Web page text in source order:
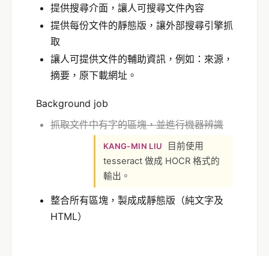
提供搜尋介面，讓人可搜尋文件內容
提供每份文件的靜態版，讓外部搜尋引擎抓
取
讓人可提供文件的輔助資訊，例如：來源，
摘要，原下載網址。
Background job
抓取文件中有字的區塊，並進行機器辨識
KANG-MIN LIU
目前使用
tesseract 做成 HOCR 格式的
輸出。
整合所有區塊，製成成靜態版（純文字及
HTML）